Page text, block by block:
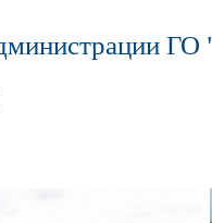
ГО